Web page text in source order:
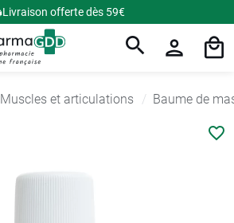
Livraison offerte dès 59€
Muscles et articulations Baume de